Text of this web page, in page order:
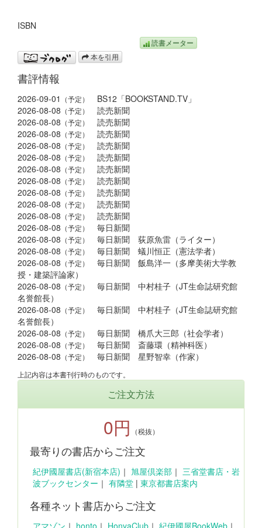
ISBN
読書メーター
本を引用
書評情報
2026-09-01 （予定）
BS12「BOOKSTAND.TV」
2026-08-08 （予定）
読売新聞
2026-08-08 （予定）
読売新聞
2026-08-08 （予定）
読売新聞
2026-08-08 （予定）
読売新聞
2026-08-08 （予定）
読売新聞
2026-08-08 （予定）
読売新聞
2026-08-08 （予定）
読売新聞
2026-08-08 （予定）
読売新聞
2026-08-08 （予定）
読売新聞
2026-08-08 （予定）
読売新聞
2026-08-08 （予定）
毎日新聞
2026-08-08 （予定）
毎日新聞 荻原魚雷（ライター）
2026-08-08 （予定）
毎日新聞 蟻川恒正（憲法学者）
2026-08-08 （予定）
毎日新聞 飯島洋一（多摩美術大学教
授・建築評論家）
2026-08-08 （予定）
毎日新聞 中村桂子（JT生命誌研究館
名誉館長）
2026-08-08 （予定）
毎日新聞 中村桂子（JT生命誌研究館
名誉館長）
2026-08-08 （予定）
毎日新聞 橋爪大三郎（社会学者）
2026-08-08 （予定）
毎日新聞 斎藤環（精神科医）
2026-08-08 （予定） 毎日新聞 星野智幸（作家）
上記内容は本書刊行時のものです。
ご注文方法
0円 （税抜）
最寄りの書店からご注文
紀伊國屋書店(新宿本店) ｜ 旭屋倶楽部 ｜ 三省堂書店・岩
波ブックセンター ｜ 有隣堂 | 東京都書店案内
各種ネット書店からご注文
アマゾン ｜ honto ｜ HonyaClub ｜ 紀伊國屋BookWeb ｜